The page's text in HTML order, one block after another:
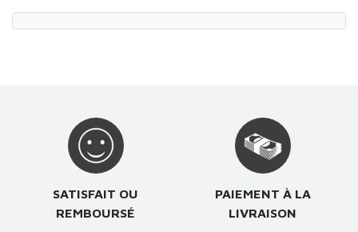
SATISFAIT OU
REMBOURSÉ
PAIEMENT À LA
LIVRAISON